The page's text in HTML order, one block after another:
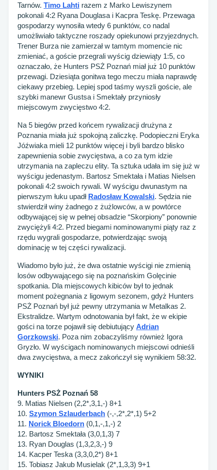
Tarnów. Timo Lahti razem z Marko Lewiszynem
pokonali 4:2 Ryana Douglasa i Kacpra Teskę. Przewaga
gospodarzy wynosiła wtedy 6 punktów, co nadal
umożliwiało taktyczne roszady opiekunowi przyjezdnych.
Trener Burza nie zamierzał w tamtym momencie nic
zmieniać, a goście przegrali wyścig dziewiąty 1:5, co
oznaczało, że Hunters PSŻ Poznań miał już 10 punktów
przewagi. Dziesiąta gonitwa tego meczu miała naprawdę
ciekawy przebieg. Lepiej spod taśmy wyszli goście, ale
szybki manewr Gustsa i Smektały przyniosły
miejscowym zwycięstwo 4:2.
Na 5 biegów przed końcem rywalizacji drużyna z
Poznania miała już spokojną zaliczkę. Podopieczni Eryka
Jóźwiaka mieli 12 punktów więcej i byli bardzo blisko
zapewnienia sobie zwycięstwa, a co za tym idzie
utrzymania na zapleczu elity. Ta sztuka udała im się już w
wyścigu jedenastym. Bartosz Smektała i Matias Nielsen
pokonali 4:2 swoich rywali. W wyścigu dwunastym na
pierwszym łuku upadł Radosław Kowalski. Sędzia nie
stwierdził winy żadnego z żużlowców, a w powtórce
odbywającej się w pełnej obsadzie “Skorpiony” ponownie
zwyciężyli 4:2. Przed biegami nominowanymi piąty raz z
rzędu wygrali gospodarze, potwierdzając swoją
dominację w tej części rywalizacji.
Wiadomo było już, że dwa ostatnie wyścigi nie zmienią
losów odbywającego się na poznańskim Golęcinie
spotkania. Dla miejscowych kibiców był to jednak
moment pożegnania z ligowym sezonem, gdyż Hunters
PSŻ Poznań był już pewny utrzymania w Metalkas 2.
Ekstralidze. Wartym odnotowania był fakt, że w ekipie
gości na torze pojawił się debiutujący Adrian
Gorzkowski. Poza nim zobaczyliśmy również Igora
Gryzło. W wyścigach nominowanych miejscowi odnieśli
dwa zwycięstwa, a mecz zakończył się wynikiem 58:32.
WYNIKI
Hunters PSŻ Poznań 58
9. Matias Nielsen (2,2*,3,1,-) 8+1
10. Szymon Szlauderbach (-,-,2*,2*,1) 5+2
11. Norick Bloedorn (0,1,-,1,-) 2
12. Bartosz Smektała (3,0,1,3) 7
13. Ryan Douglas (1,3,2,3,-) 9
14. Kacper Teska (3,3,0,2*) 8+1
15. Tobiasz Jakub Musielak (2*,1,3,3) 9+1